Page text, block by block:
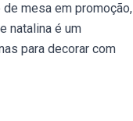
mesa em promoção,
natalina é um
para decorar com